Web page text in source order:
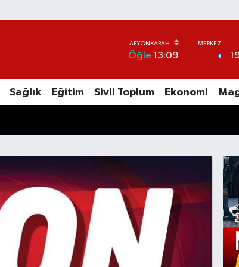
Öğle 13:09
Sağlık Eğitim Sivil Toplum Ekonomi